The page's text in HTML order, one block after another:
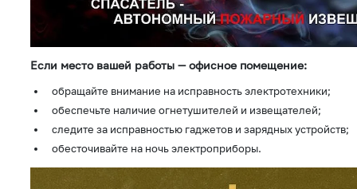
Если место вашей работы — офисное помещение:
обращайте внимание на исправность электротехники;
обеспечьте наличие огнетушителей и извещателей;
следите за исправностью гаджетов и зарядных устройств;
обесточивайте на ночь электроприборы.